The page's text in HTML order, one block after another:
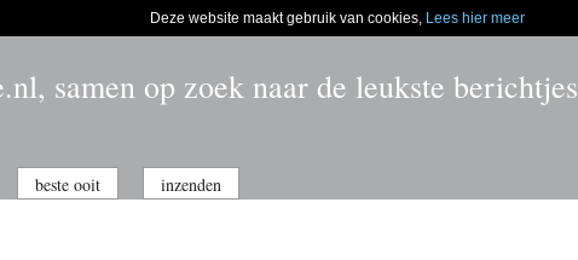
Deze website maakt gebruik van cookies, Lees hier meer
samen op zoek naar de leukste berichtjes
beste ooit inzenden